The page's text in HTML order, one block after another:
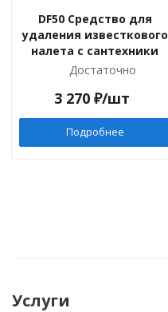
DF50 Cредство для
удаления известкового
налета с сантехники
Достаточно
3 270 ₽/шт
Подробнее
Услуги